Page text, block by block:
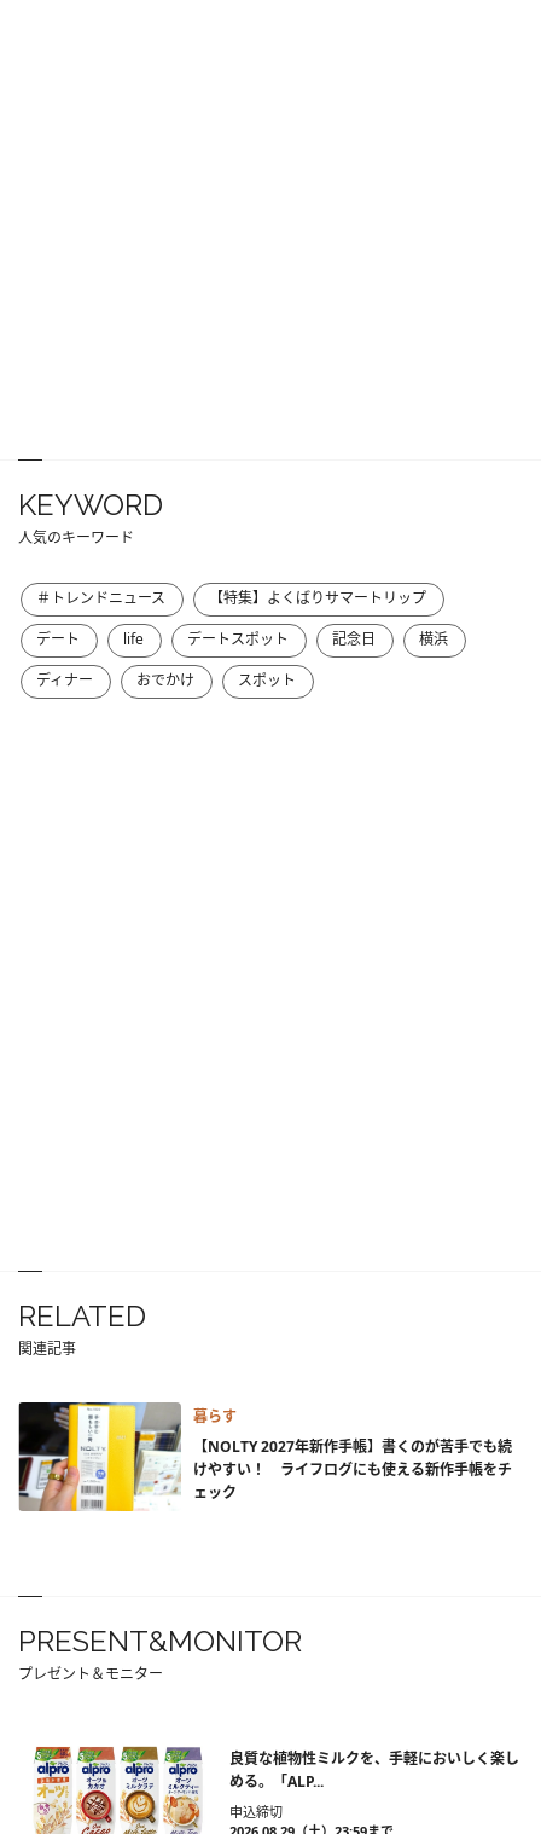
KEYWORD
人気のキーワード
＃トレンドニュース
【特集】よくばりサマートリップ
デート
life デートスポット 記念日
横浜
ディナー
おでかけ スポット
RELATED
関連記事
暮らす
【NOLTY 2027年新作手帳】書くのが苦手でも続
けやすい！ ライフログにも使える新作手帳をチ
ェック
PRESENT&MONITOR
プレゼント＆モニター
良質な植物性ミルクを、手軽においしく楽し
める。「ALP...
申込締切